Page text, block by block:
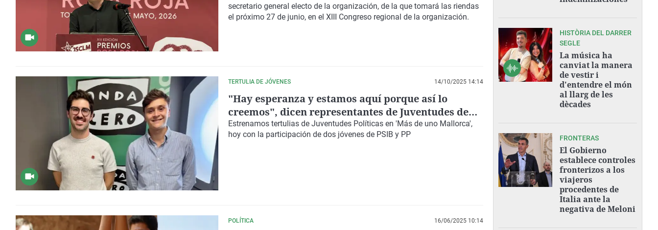
secretario general electo de la organización, de la que tomará las riendas
el próximo 27 de junio, en el XIII Congreso regional de la organización.
TERTULIA DE JÓVENES 14/10/2025 14:14
"Hay esperanza y estamos aquí porque así lo
creemos", dicen representantes de Juventudes de
PP y PSIB
Estrenamos tertulias de Juventudes Políticas en 'Más de uno Mallorca',
hoy con la participación de dos jóvenes de PSIB y PP
POLÍTICA 16/06/2025 10:14
HISTÒRIA DEL DARRER
SEGLE
La música ha
canviat la manera
de vestir i
d'entendre el món
al llarg de les
dècades
FRONTERAS
El Gobierno
establece controles
fronterizos a los
viajeros
procedentes de
Italia ante la
negativa de Meloni